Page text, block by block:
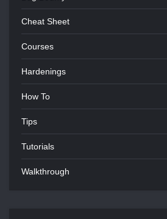
Cheat Sheet
Courses
Hardenings
How To
Tips
Tutorials
Walkthrough